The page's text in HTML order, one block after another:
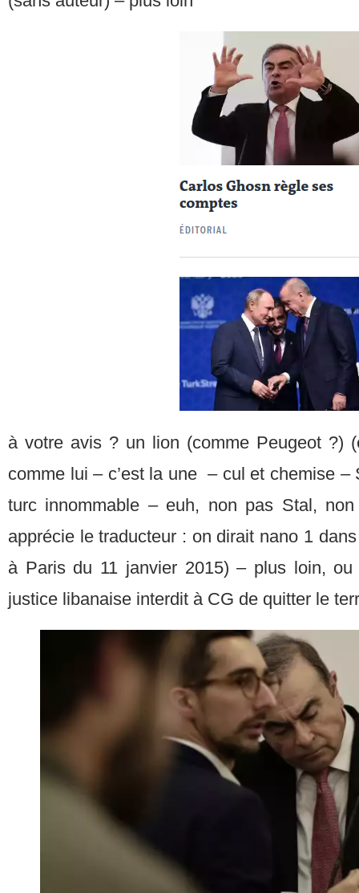
à votre avis ? un lion (comme Peugeot ?)
comme lui – c’est la une – cul et chemise –
turc innommable – euh, non pas Stal,
apprécie le traducteur : on dirait nano 1
à Paris du 11 janvier 2015) – plus loin,
justice libanaise interdit à CG de quitter le